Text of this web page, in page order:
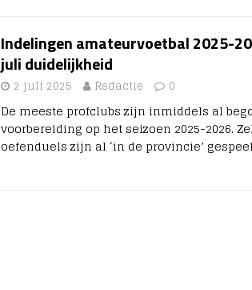
Indelingen amateurvoetbal 2025-
juli duidelijkheid
2 juli 2025 Redactie 0
De meeste profclubs zijn inmiddels al
voorbereiding op het seizoen 2025-2026.
oefenduels zijn al ‘in de provincie’